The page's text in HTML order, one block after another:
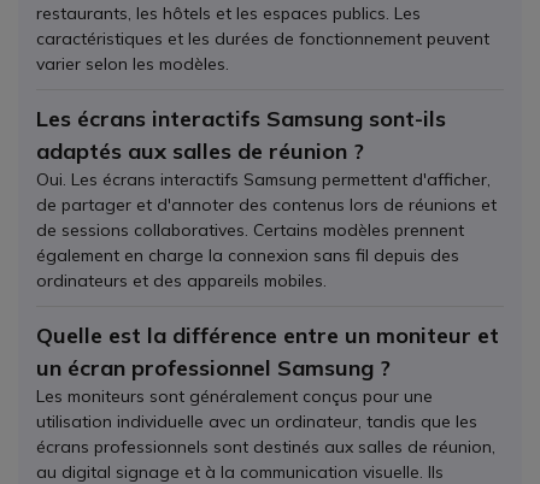
restaurants, les hôtels et les espaces publics. Les
caractéristiques et les durées de fonctionnement peuvent
varier selon les modèles.
Les écrans interactifs Samsung sont-ils
adaptés aux salles de réunion ?
Oui. Les écrans interactifs Samsung permettent d'afficher,
de partager et d'annoter des contenus lors de réunions et
de sessions collaboratives. Certains modèles prennent
également en charge la connexion sans fil depuis des
ordinateurs et des appareils mobiles.
Quelle est la différence entre un moniteur et
un écran professionnel Samsung ?
Les moniteurs sont généralement conçus pour une
utilisation individuelle avec un ordinateur, tandis que les
écrans professionnels sont destinés aux salles de réunion,
au digital signage et à la communication visuelle. Ils